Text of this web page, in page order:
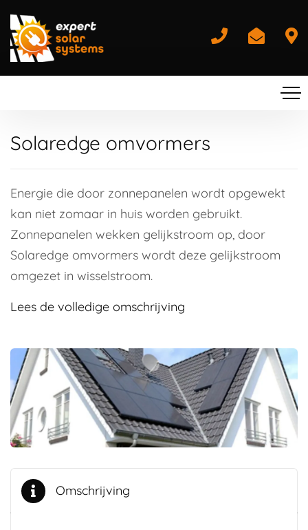
Solaredge omvormers
Energie die door zonnepanelen wordt opgewekt
kan niet zomaar in huis worden gebruikt.
Zonnepanelen wekken gelijkstroom op, door
Solaredge omvormers wordt deze gelijkstroom
omgezet in wisselstroom.
Lees de volledige omschrijving
Omschrijving